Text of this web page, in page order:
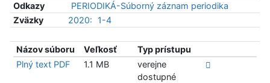
Odkazy
PERIODIKÁ-Súborný záznam periodika
Zväzky
2020: 1-4
Názov súboru Veľkosť
Typ prístupu
Plný text PDF
1.1 MB
verejne
dostupné